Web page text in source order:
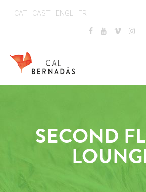
CAT CAST ENGL FR
SECOND